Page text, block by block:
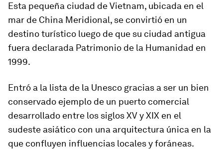
Esta pequeña ciudad de Vietnam, ubicada en el
mar de China Meridional, se convirtió en un
destino turístico luego de que su ciudad antigua
fuera declarada Patrimonio de la Humanidad en
1999.
Entró a la lista de la Unesco gracias a ser un bien
conservado ejemplo de un puerto comercial
desarrollado entre los siglos XV y XIX en el
sudeste asiático con una arquitectura única en la
que confluyen influencias locales y foráneas.